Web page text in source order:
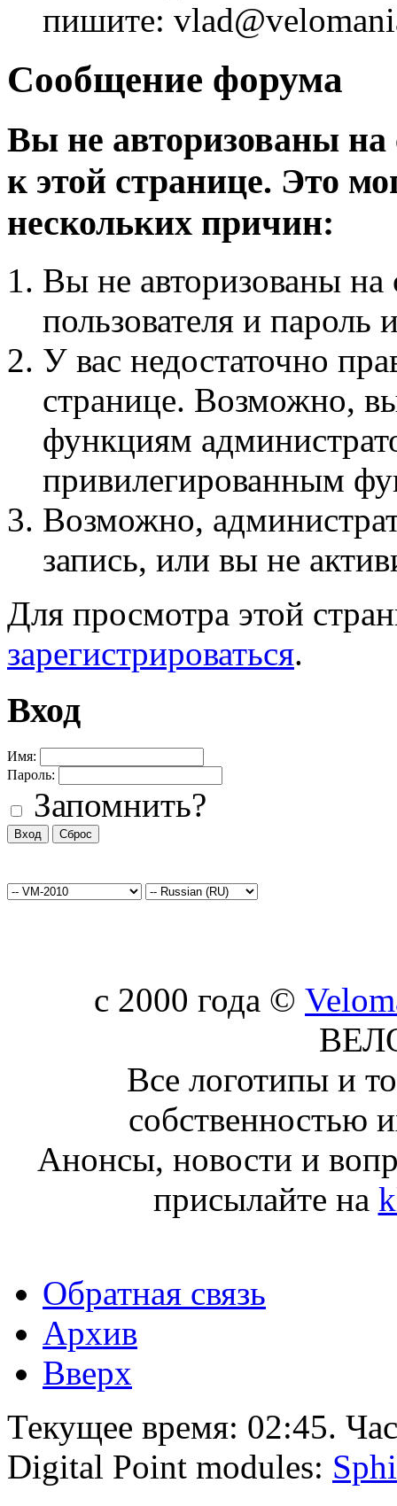
пишите:
Сообщение форума
Вы не авторизованы на
к этой странице. Это
нескольких причин:
Вы не авторизованы на
пользователя и пароль
У вас недостаточно
странице. Возможно,
функциям
привилегированным
Возможно,
запись, или вы не
Для просмотра этой
зарегистрироваться.
Вход
Имя:
Пароль:
Запомнить?
c 2000 года ©
Все логотипы и
собственностью
Анонсы, новости и
присылайте на
Обратная связь
Архив
Вверх
Текущее время: 02:45.
Digital Point modules: